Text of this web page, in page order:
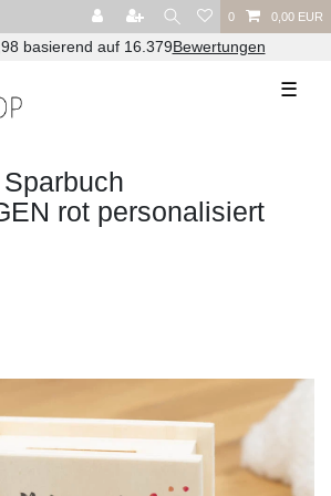
0 0,00 EUR
basierend auf 16.379Bewertungen
☰
rot personalisiert